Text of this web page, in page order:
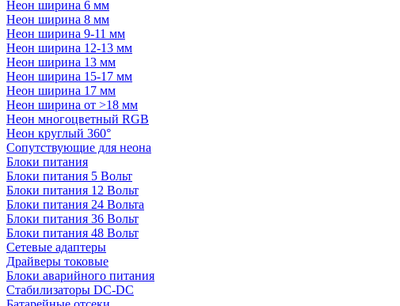
Неон ширина 6 мм
Неон ширина 8 мм
Неон ширина 9-11 мм
Неон ширина 12-13 мм
Неон ширина 13 мм
Неон ширина 15-17 мм
Неон ширина 17 мм
Неон ширина от >18 мм
Неон многоцветный RGB
Неон круглый 360°
Сопутствующие для неона
Блоки питания
Блоки питания 5 Вольт
Блоки питания 12 Вольт
Блоки питания 24 Вольта
Блоки питания 36 Вольт
Блоки питания 48 Вольт
Сетевые адаптеры
Драйверы токовые
Блоки аварийного питания
Стабилизаторы DC-DC